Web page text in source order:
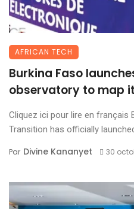
AFRICAN TECH
Burkina Faso
observatory to map
Cliquez ici pour lire en français
Transition has officially
Par Divine Kananyet 30